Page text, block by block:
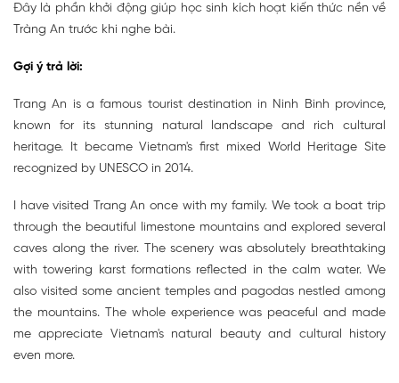
Đây là phần khởi động giúp học sinh kích hoạt kiến thức nền về
Tràng An trước khi nghe bài.
Gợi ý trả lời:
Trang An is a famous tourist destination in Ninh Binh province,
known for its stunning natural landscape and rich cultural
heritage. It became Vietnam's first mixed World Heritage Site
recognized by UNESCO in 2014.
I have visited Trang An once with my family. We took a boat trip
through the beautiful limestone mountains and explored several
caves along the river. The scenery was absolutely breathtaking
with towering karst formations reflected in the calm water. We
also visited some ancient temples and pagodas nestled among
the mountains. The whole experience was peaceful and made
me appreciate Vietnam's natural beauty and cultural history
even more.